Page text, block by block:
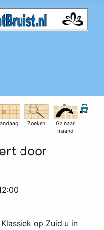
Zoeken
Ga naar
maand
door
op Zuid u in